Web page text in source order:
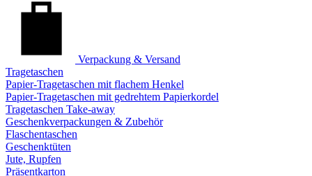
Verpackung & Versand
Tragetaschen
Papier-Tragetaschen mit flachem Henkel
Papier-Tragetaschen mit gedrehtem Papierkordel
Tragetaschen Take-away
Geschenkverpackungen & Zubehör
Flaschentaschen
Geschenktüten
Jute, Rupfen
Präsentkarton